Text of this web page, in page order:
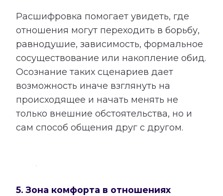
Расшифровка помогает увидеть, где
отношения могут переходить в борьбу,
равнодушие, зависимость, формальное
сосуществование или накопление обид.
Осознание таких сценариев дает
возможность иначе взглянуть на
происходящее и начать менять не
только внешние обстоятельства, но и
сам способ общения друг с другом.
5. Зона комфорта в отношениях